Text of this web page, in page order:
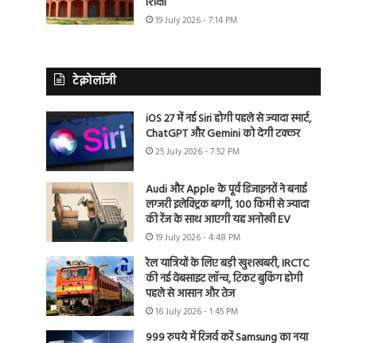
19 July 2026 - 7:14 PM
टेक्नोलॉजी
iOS 27 में नई Siri होगी पहले से ज्यादा स्मार्ट,
ChatGPT और Gemini को देगी टक्कर
25 July 2026 - 7:52 PM
Audi और Apple के पूर्व डिजाइनरों ने बनाई
लग्जरी इलेक्ट्रिक बग्गी, 100 किमी से ज्यादा
की रेंज के साथ आएगी यह अनोखी EV
19 July 2026 - 4:48 PM
रेल यात्रियों के लिए बड़ी खुशखबरी, IRCTC
की नई वेबसाइट लॉन्च, टिकट बुकिंग होगी
पहले से आसान और तेज
16 July 2026 - 1:45 PM
999 रुपये में रिजर्व करें Samsung का नया